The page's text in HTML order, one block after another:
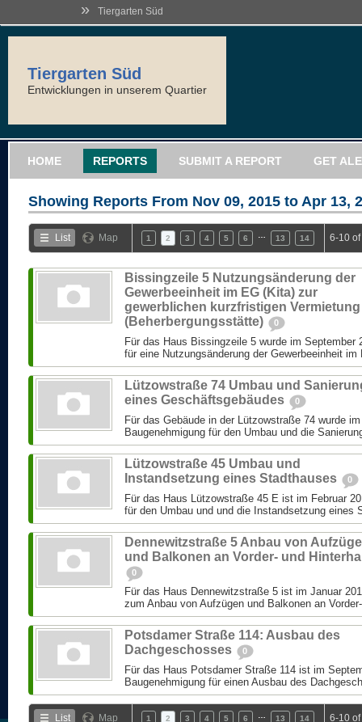
» Tiergarten Süd
Tiergarten Süd
Entwicklungen in unserem Quartier
HOME REPORTS SUBMIT A REPORT GET
Showing Reports From Nov 09, 2015 to Apr 13,
List Map 1 2 3 4 5 6 13 14 6-10
Bissingzeile 5 Nutzungsänderung der
Gewerbeeinheit im EG (Kita) zur
gewerblichen kurzfristigen Vermietung
(Beherbergungsstätte)
0
Für das Haus Bissingzeile 5 wurde im September
für eine Nutzungsänderung der Gewerbeeinheit
Lützowstraße 74 Umbau und
eines Geschäftsgebäudes
0
Für das Gebäude in der Lützowstraße 74 wurde
Baugenehmigung für den Umbau und die
Lützowstraße 45 Umbau und
Instandsetzung eines Stadthauses
0
Für das Haus Lützowstraße 45 E ist im Februar
für den Umbau und und die Instandsetzung eines
Dennewitzstraße 5 Anbau von
und Balkonen an Vorder- und
0
Für das Haus Dennewitzstraße 5 ist im Januar
zum Anbau von Aufzügen und Balkonen an
Potsdamer Straße 114: Ausbau des
Dachgeschosses
0
Für das Haus Potsdamer Straße 114 ist im
Baugenehmigung für einen Ausbau des
List Map 1 2 3 4 5 6 13 14 6-10